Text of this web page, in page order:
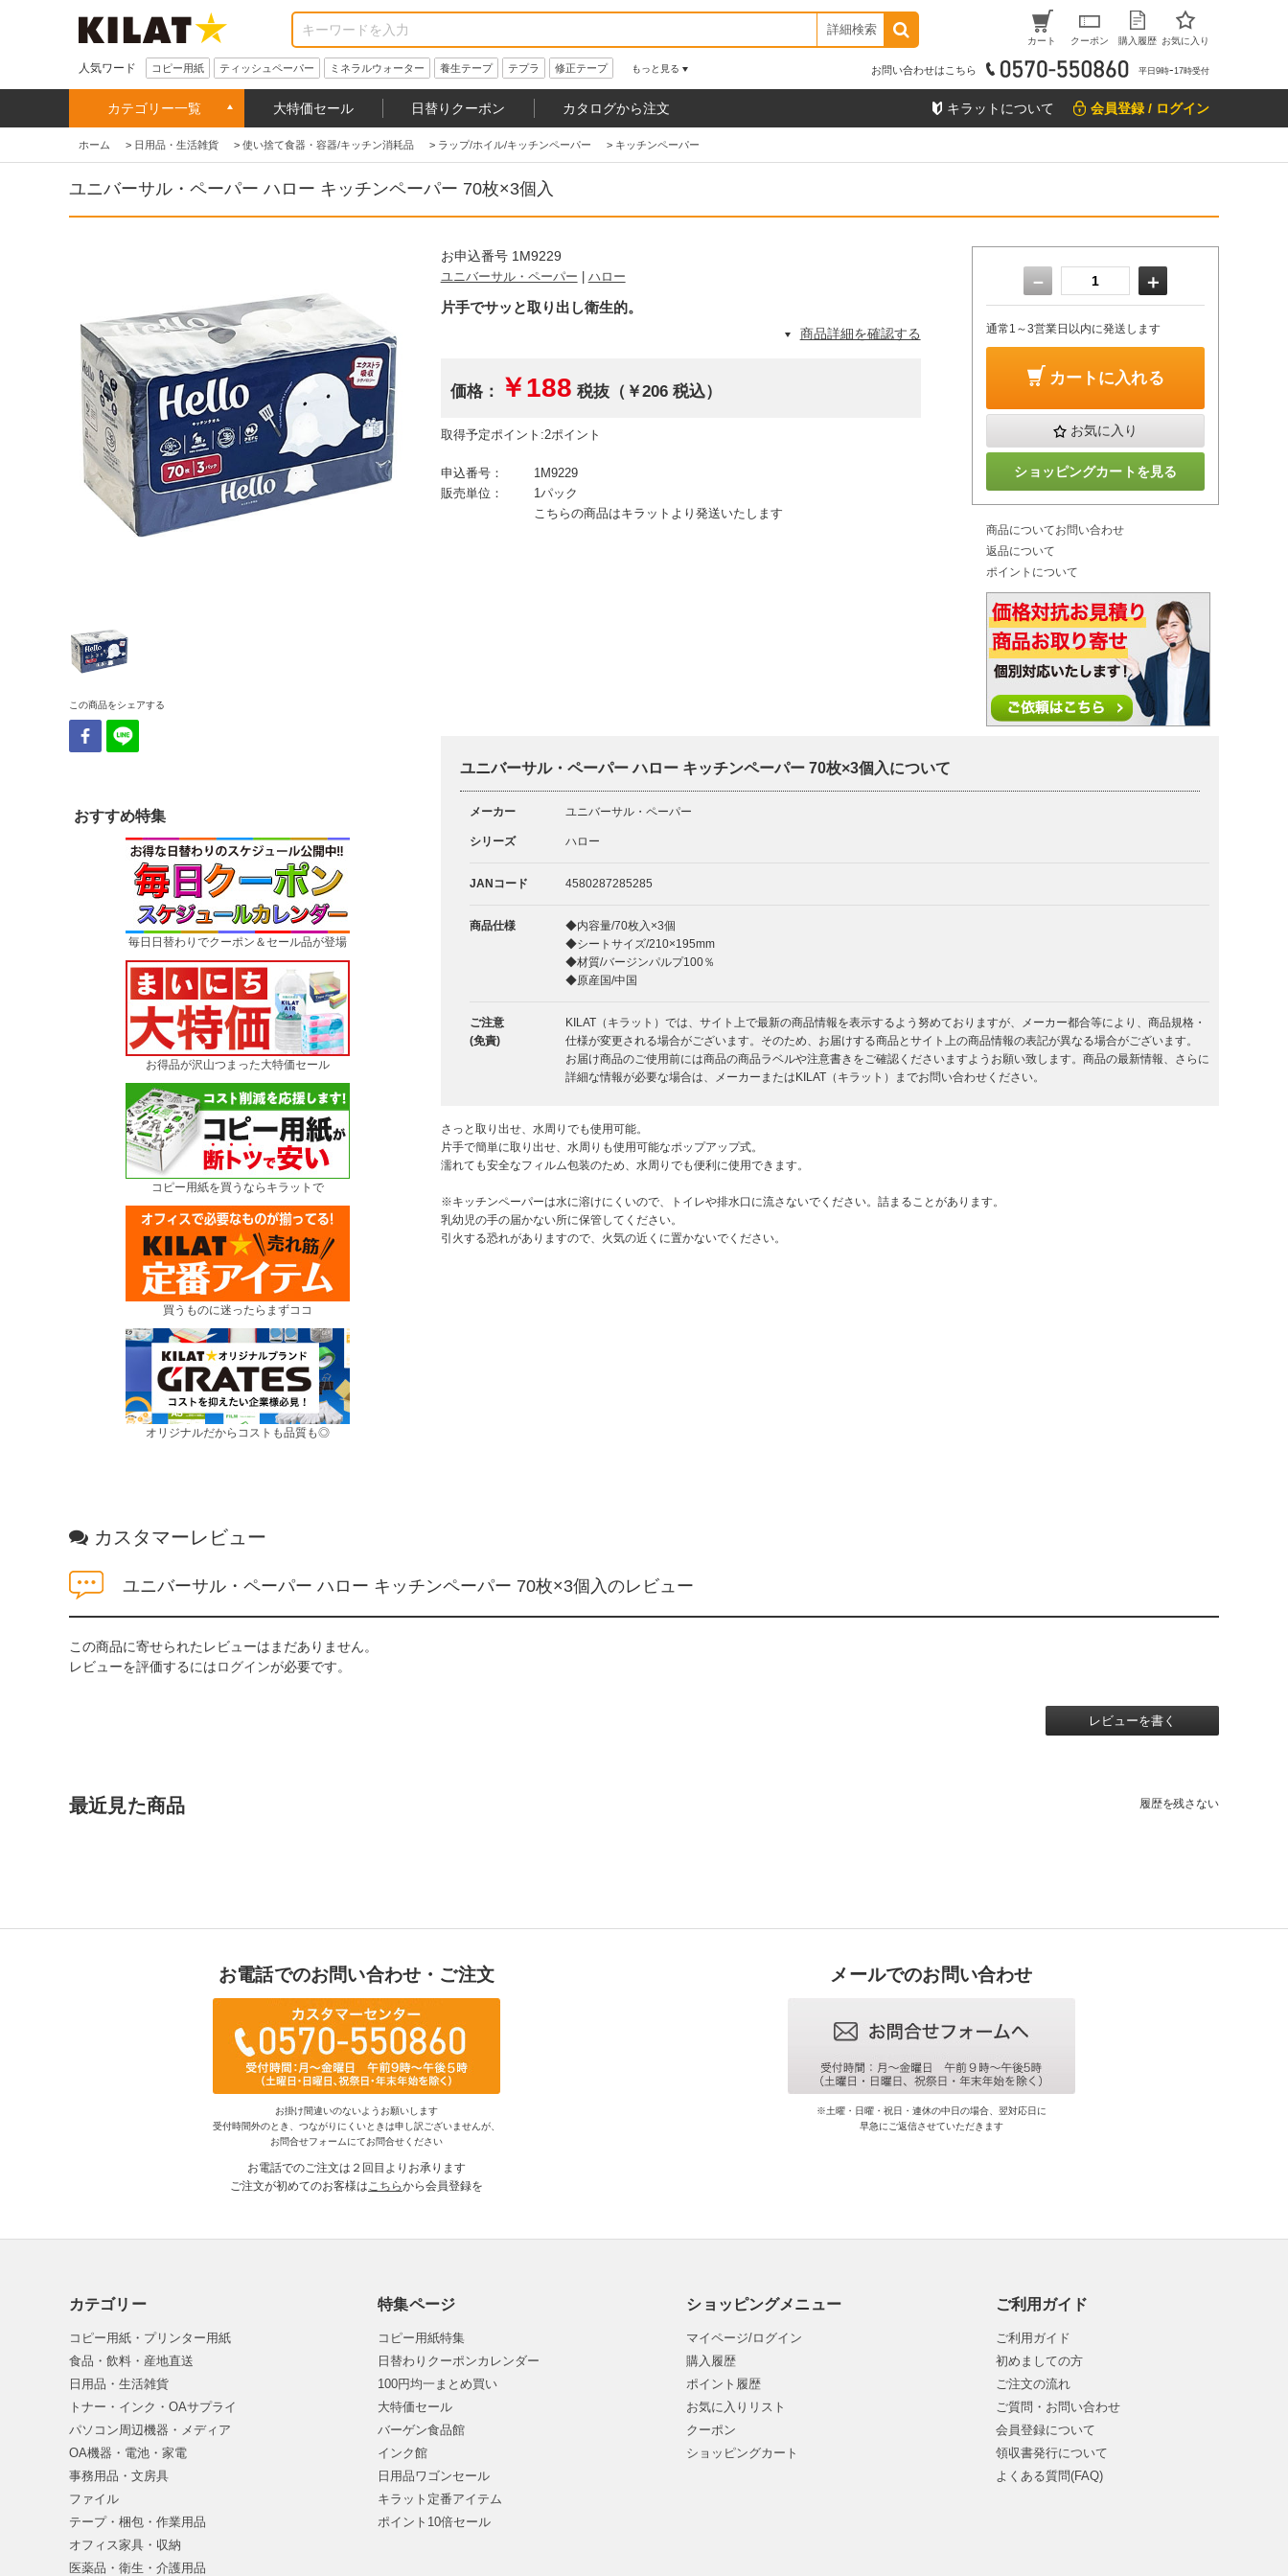
詳細検索
カート クーポン 購入履歴 お気に入り
人気ワード コピー用紙 ティッシュペーパー ミネラルウォーター 養生テープ テプラ 修正テープ もっと見る お問い合わせはこちら 平日9時ｰ17時受付
カテゴリー一覧 大特価セール 日替りクーポン カタログから注文 キラットについて 会員登録 / ログイン
ホーム > 日用品・生活雑貨 > 使い捨て食器・容器/キッチン消耗品 > ラップ/ホイル/キッチンペーパー > キッチンペーパー
ユニバーサル・ペーパー ハロー キッチンペーパー 70枚×3個入
この商品をシェアする
おすすめ特集
毎日日替わりでクーポン＆セール品が登場
お得品が沢山つまった大特価セール
コピー用紙を買うならキラットで
買うものに迷ったらまずココ
オリジナルだからコストも品質も◎
お申込番号 1M9229
ユニバーサル・ペーパー ハロー
片手でサッと取り出し衛生的。
商品詳細を確認する
価格： ￥188 税抜（￥206 税込）
取得予定ポイント:2ポイント
申込番号：
1M9229
販売単位：
1パック
こちらの商品はキラットより発送いたします
－ ＋
通常1～3営業日以内に発送します
カートに入れる
お気に入り
ショッピングカートを見る
商品についてお問い合わせ
返品について
ポイントについて
ユニバーサル・ペーパー ハロー キッチンペーパー 70枚×3個入について
メーカー ユニバーサル・ペーパー
シリーズ ハロー
JANコード 4580287285285
商品仕様
◆内容量/70枚入×3個
◆シートサイズ/210×195mm
◆材質/バージンパルプ100％
◆原産国/中国
ご注意
(免責)
KILAT（キラット）では、サイト上で最新の商品情報を表示するよう努めておりますが、メーカー都合等により、商品規格・
仕様が変更される場合がございます。そのため、お届けする商品とサイト上の商品情報の表記が異なる場合がございます。
お届け商品のご使用前には商品の商品ラベルや注意書きをご確認くださいますようお願い致します。商品の最新情報、さらに
詳細な情報が必要な場合は、メーカーまたはKILAT（キラット）までお問い合わせください。
さっと取り出せ、水周りでも使用可能。
片手で簡単に取り出せ、水周りも使用可能なポップアップ式。
濡れても安全なフィルム包装のため、水周りでも便利に使用できます。
※キッチンペーパーは水に溶けにくいので、トイレや排水口に流さないでください。詰まることがあります。
乳幼児の手の届かない所に保管してください。
引火する恐れがありますので、火気の近くに置かないでください。
カスタマーレビュー
ユニバーサル・ペーパー ハロー キッチンペーパー 70枚×3個入のレビュー
この商品に寄せられたレビューはまだありません。
レビューを評価するにはログインが必要です。
レビューを書く
最近見た商品 履歴を残さない
お電話でのお問い合わせ・ご注文
お掛け間違いのないようお願いします
受付時間外のとき、つながりにくいときは申し訳ございませんが、
お問合せフォームにてお問合せください
お電話でのご注文は２回目よりお承ります
ご注文が初めてのお客様はこちらから会員登録を
メールでのお問い合わせ
※土曜・日曜・祝日・連休の中日の場合、翌対応日に
早急にご返信させていただきます
カテゴリー
コピー用紙・プリンター用紙
食品・飲料・産地直送
日用品・生活雑貨
トナー・インク・OAサプライ
パソコン周辺機器・メディア
OA機器・電池・家電
事務用品・文房具
ファイル
テープ・梱包・作業用品
オフィス家具・収納
医薬品・衛生・介護用品
特集ページ
コピー用紙特集
日替わりクーポンカレンダー
100円均一まとめ買い
大特価セール
バーゲン食品館
インク館
日用品ワゴンセール
キラット定番アイテム
ポイント10倍セール
ショッピングメニュー
マイページ/ログイン
購入履歴
ポイント履歴
お気に入りリスト
クーポン
ショッピングカート
ご利用ガイド
ご利用ガイド
初めましての方
ご注文の流れ
ご質問・お問い合わせ
会員登録について
領収書発行について
よくある質問(FAQ)